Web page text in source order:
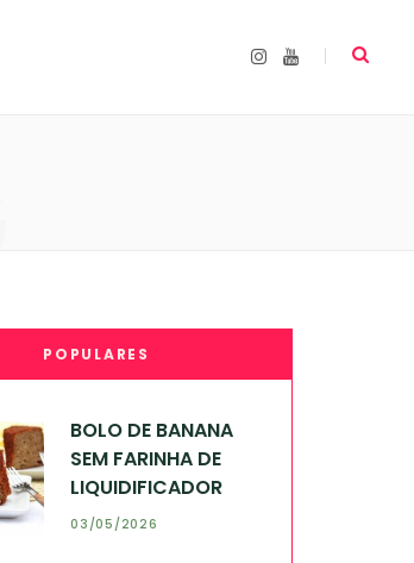
I
Y
POPULARES
BOLO DE BANANA
SEM FARINHA DE
LIQUIDIFICADOR
03/05/2026